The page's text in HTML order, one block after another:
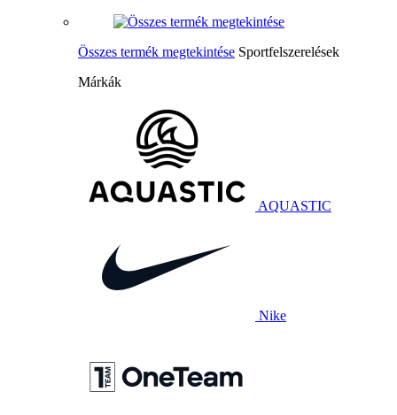
Összes termék megtekintése Sportfelszerelések
Márkák
AQUASTIC
Nike